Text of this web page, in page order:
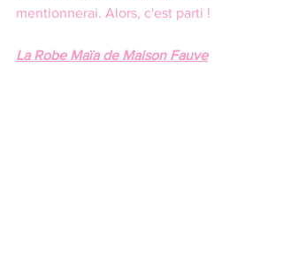
mentionnerai. Alors, c'est parti !
La Robe Maïa de Maison Fauve